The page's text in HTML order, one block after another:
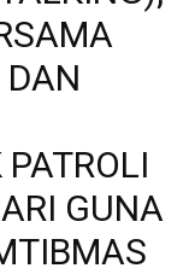
GUNA